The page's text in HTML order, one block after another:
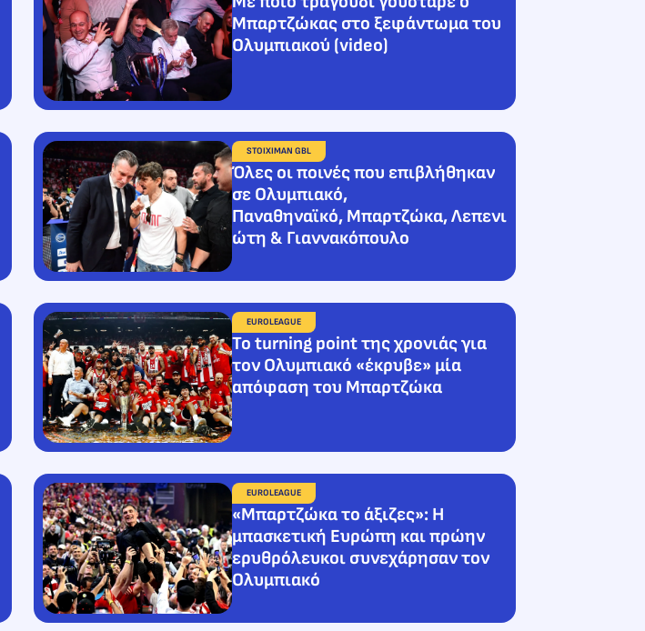
Μπαρτζώκας στο ξεφάντωμα του
Ολυμπιακού (video)
STOIXIMAN GBL
Όλες οι ποινές που επιβλήθηκαν
σε Ολυμπιακό,
Παναθηναϊκό, Μπαρτζώκα, Λεπενι
ώτη & Γιαννακόπουλο
EUROLEAGUE
To turning point της χρονιάς για
τον Ολυμπιακό «έκρυβε» μία
απόφαση του Μπαρτζώκα
EUROLEAGUE
«Μπαρτζώκα το άξιζες»: Η
μπασκετική Ευρώπη και πρώην
ερυθρόλευκοι συνεχάρησαν τον
Ολυμπιακό